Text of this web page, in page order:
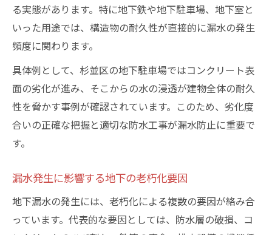
る実態があります。特に地下鉄や地下駐車場、地下室と
いった用途では、構造物の耐久性が直接的に漏水の発生
頻度に関わります。
具体例として、杉並区の地下駐車場ではコンクリート表
面の劣化が進み、そこからの水の浸透が建物全体の耐久
性を脅かす事例が確認されています。このため、劣化度
合いの正確な把握と適切な防水工事が漏水防止に重要で
す。
漏水発生に影響する地下の老朽化要因
地下漏水の発生には、老朽化による複数の要因が絡み合
っています。代表的な要因としては、防水層の破損、コ